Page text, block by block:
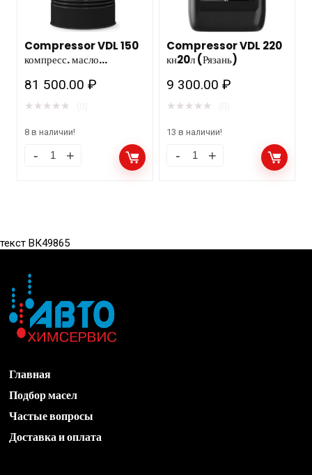
Compressor VDL 150
компресс. масло
81 500.00₽
★ ★ ★ ★ ★
8 в наличии!
Compressor VDL 220
кн20л (Рязань)
9 300.00₽
★ ★ ★ ★ ★
13 в наличии!
текст ВК49865
Главная
Подбор масел
Частые вопросы
Доставка и оплата